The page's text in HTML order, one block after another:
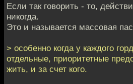
Если так говорить - то,
никогда.
Это и называется массовая
> особенно когда у каждого
отдельные, приоритетные
жить, и за счет кого.